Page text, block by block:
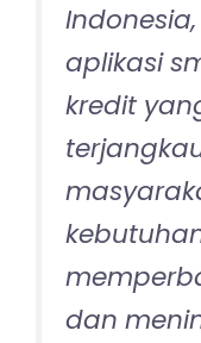
aplikasi
kredit
dan